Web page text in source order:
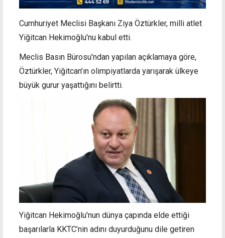
Cumhuriyet Meclisi Başkanı Ziya Öztürkler, milli atlet
Yiğitcan Hekimoğlu'nu kabul etti.
Meclis Basın Bürosu'ndan yapılan açıklamaya göre,
Öztürkler, Yiğitcan’ın olimpiyatlarda yarışarak ülkeye
büyük gurur yaşattığını belirtti.
Yiğitcan Hekimoğlu'nun dünya çapında elde ettiği
başarılarla KKTC’nin adını duyurduğunu dile getiren